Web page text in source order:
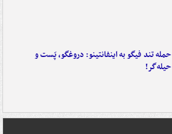
حمله تند فیگو به اینفانتینو: دروغگو، پَست‌ و
حیله‌گر!